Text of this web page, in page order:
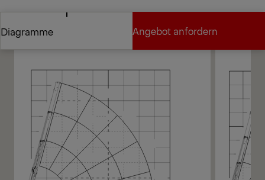
Vertriebspartner finden
Diagramme
Diagramme
Angebot anfordern
Angebot anfordern
Diagramme